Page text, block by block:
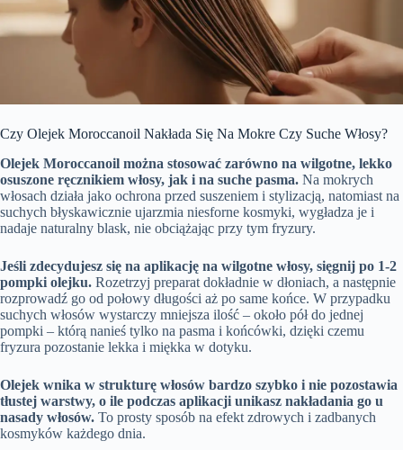
Czy Olejek Moroccanoil Nakłada Się Na Mokre Czy Suche Włosy?
Olejek Moroccanoil można stosować zarówno na wilgotne, lekko
osuszone ręcznikiem włosy, jak i na suche pasma. Na mokrych
włosach działa jako ochrona przed suszeniem i stylizacją, natomiast na
suchych błyskawicznie ujarzmia niesforne kosmyki, wygładza je i
nadaje naturalny blask, nie obciążając przy tym fryzury.
Jeśli zdecydujesz się na aplikację na wilgotne włosy, sięgnij po 1-2
pompki olejku. Rozetrzyj preparat dokładnie w dłoniach, a następnie
rozprowadź go od połowy długości aż po same końce. W przypadku
suchych włosów wystarczy mniejsza ilość – około pół do jednej
pompki – którą nanieś tylko na pasma i końcówki, dzięki czemu
fryzura pozostanie lekka i miękka w dotyku.
Olejek wnika w strukturę włosów bardzo szybko i nie pozostawia
tłustej warstwy, o ile podczas aplikacji unikasz nakładania go u
nasady włosów. To prosty sposób na efekt zdrowych i zadbanych
kosmyków każdego dnia.